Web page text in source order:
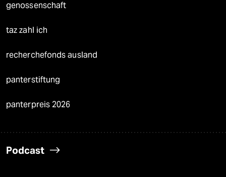
genossenschaft
taz zahl ich
recherchefonds ausland
panterstiftung
panterpreis 2026
Podcast